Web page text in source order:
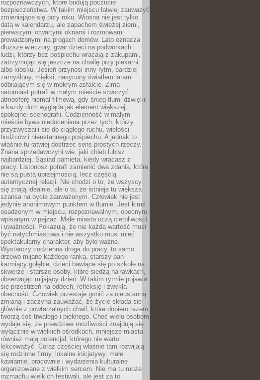
rozpoznawczych, które budują poczucie
bezpieczeństwa. W takim miejscu łatwiej zauważyć
zmieniające się pory roku. Wiosna nie jest tylko
datą w kalendarzu, ale zapachem świeżej ziemi,
pierwszymi otwartymi oknami i rozmowami
prowadzonymi na progach domów. Lato oznacza
dłuższe wieczory, gwar dzieci na podwórkach i
ludzi, którzy bez pośpiechu wracają z zakupami,
zatrzymując się jeszcze na chwilę przy piekarni
albo kiosku. Jesień przynosi inny rytm, bardziej
zamyślony, miękki, nasycony światłem latarni
odbijającym się w mokrym asfalcie. Zima
natomiast potrafi w małym mieście stworzyć
atmosferę niemal filmową, gdy śnieg tłumi dźwięki,
a każdy dom wygląda jak element większej,
spokojnej scenografii. Codzienność w małym
mieście bywa niedoceniana przez tych, którzy
przyzwyczaili się do ciągłego ruchu, wielości
bodźców i nieustannego pośpiechu. A jednak to
właśnie tu łatwiej dostrzec sens prostych rzeczy.
Znana sprzedawczyni wie, jaki chleb lubisz
najbardziej. Sąsiad pamięta, kiedy wracasz z
pracy. Listonosz potrafi zamienić dwa zdania, które
nie są pustą uprzejmością, lecz częścią
autentycznej relacji. Nie chodzi o to, że wszyscy
się znają idealnie, ale o to, że istnieje tu większa
szansa na bycie zauważonym. Człowiek nie jest
jedynie anonimowym punktem w tłumie. Jest kimś
osadzonym w miejscu, rozpoznawalnym, obecnym,
wpisanym w pejzaż. Małe miasta uczą cierpliwości
i uważności. Pokazują, że nie każda wartość musi
być natychmiastowa i nie wszystko musi mieć
spektakularny charakter, aby było ważne.
Wystarczy codzienna droga do pracy, to samo
drzewo mijane każdego ranka, starszy pan
karmiący gołębie, dzieci bawiące się po szkole na
skwerze i starsze osoby, które siedzą na ławkach,
obserwując mijający dzień. W takim rytmie pojawia
się przestrzeń na oddech, refleksję i zwykłą
obecność. Człowiek przestaje gonić za nieustanną
zmianą i zaczyna zauważać, że życie składa się
głównie z powtarzalnych chwil, które dopiero razem
tworzą coś trwałego i pięknego. Choć wielu osobom
wydaje się, że prawdziwe możliwości znajdują się
wyłącznie w wielkich ośrodkach, mniejsze miasta
również mają potencjał, którego nie warto
lekceważyć. Coraz częściej właśnie tam rozwijają
się rodzinne firmy, lokalne inicjatywy, małe
kawiarnie, pracownie i wydarzenia kulturalne
organizowane z wielkim sercem. Nie ma tu może
rozmachu wielkich festiwali, ale jest za to